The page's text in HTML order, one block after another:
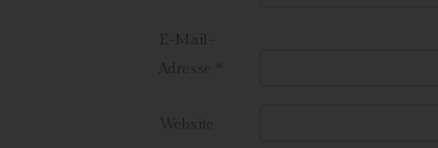
E-Mail-
Adresse
Website